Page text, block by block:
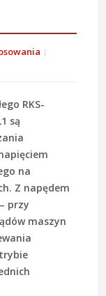
RKS-
są
na
Z napędem
przy
maszyn